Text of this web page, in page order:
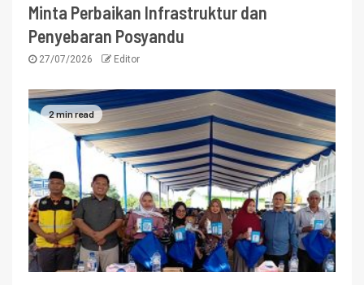
Minta Perbaikan Infrastruktur dan
Penyebaran Posyandu
27/07/2026 Editor
2 min read